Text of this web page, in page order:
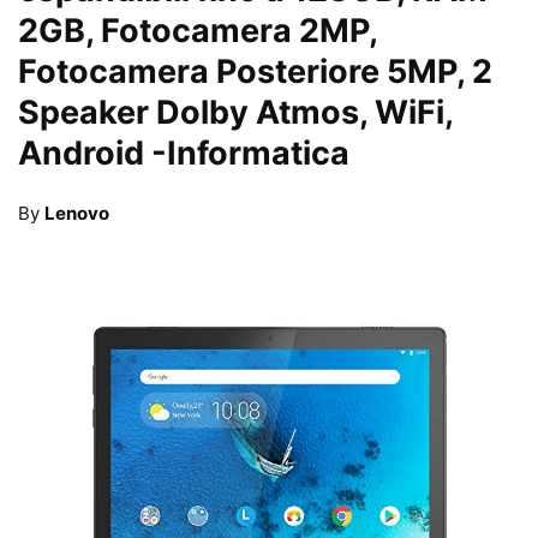
2GB, Fotocamera 2MP,
Fotocamera Posteriore 5MP, 2
Speaker Dolby Atmos, WiFi,
Android -Informatica
By Lenovo